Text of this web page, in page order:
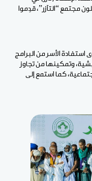
لـ 100 شخص يمثلون مجتمع “التآزر”، قدِموا
الأسر من البرامج
وتمكينها من تجاوز
كما استمع إلى